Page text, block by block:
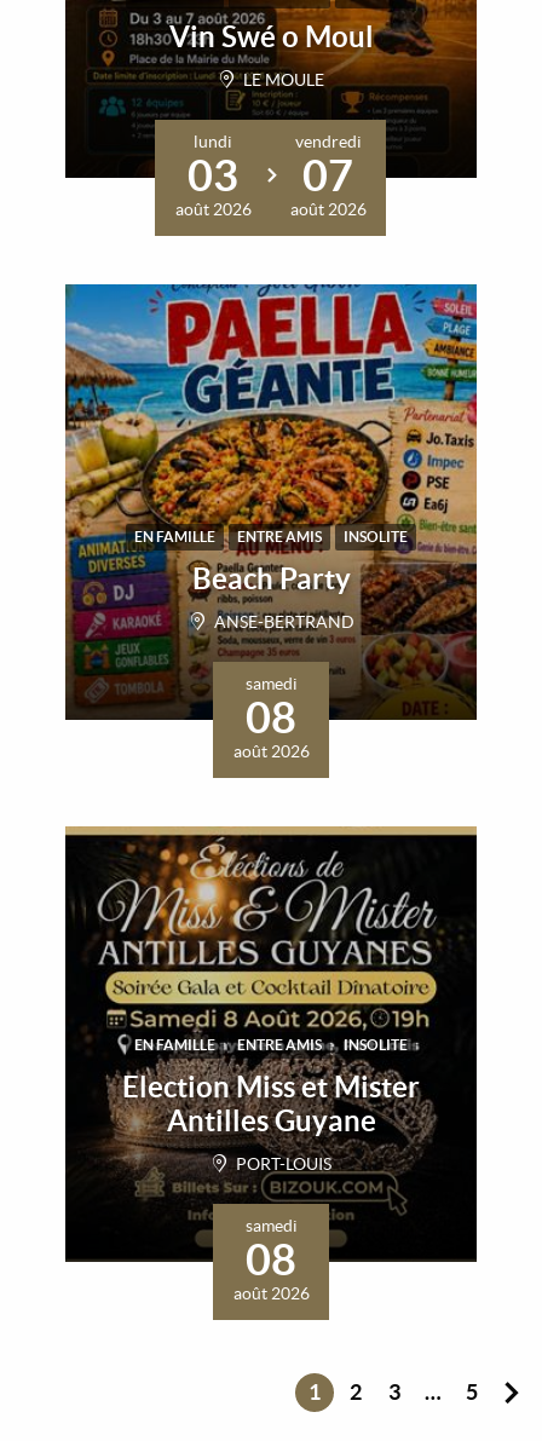
Vin Swé o Moul
LE MOULE
lundi
03
août 2026
vendredi
07
août 2026
EN FAMILLE ENTRE AMIS INSOLITE
Beach Party
ANSE-BERTRAND
samedi
08
août 2026
EN FAMILLE ENTRE AMIS INSOLITE
Election Miss et Mister
Antilles Guyane
PORT-LOUIS
samedi
08
août 2026
1 2 3 … 5